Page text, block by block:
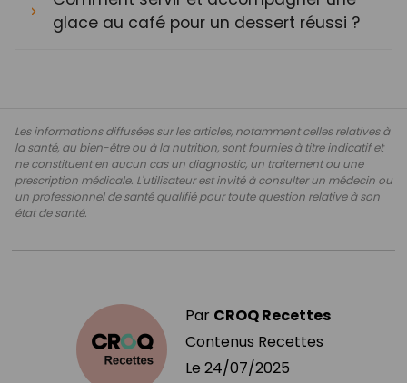
glace au café pour un dessert réussi ?
Les informations diffusées sur les articles, notamment celles relatives à
la santé, au bien-être ou à la nutrition, sont fournies à titre indicatif et
ne constituent en aucun cas un diagnostic, un traitement ou une
prescription médicale. L'utilisateur est invité à consulter un médecin ou
un professionnel de santé qualifié pour toute question relative à son
état de santé.
Par CROQ Recettes
Contenus Recettes
Le 24/07/2025